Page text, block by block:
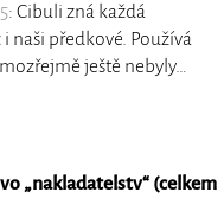
: Cibuli zná každá
naši předkové. Používá
ještě nebyly…
„nakladatelstv“ (celkem